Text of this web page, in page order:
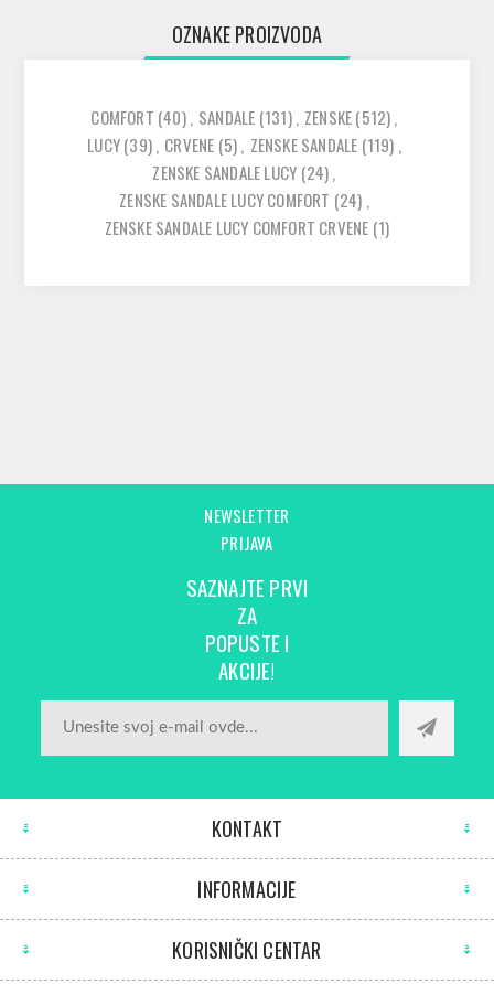
OZNAKE PROIZVODA
COMFORT (40), SANDALE (131), ZENSKE(512),
LUCY(39), CRVENE (5), ZENSKE SANDALE (119) ,
ZENSKE SANDALE LUCY (24),
ZENSKE SANDALE LUCY COMFORT (24) ,
ZENSKE SANDALE LUCY COMFORT CRVENE (1)
NEWSLETTER
PRIJAVA
SAZNAJTE PRVI
ZA
POPUSTE I
AKCIJE!
KONTAKT
INFORMACIJE
KORISNIČKI CENTAR